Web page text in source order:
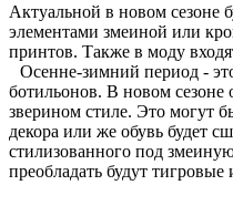
Актуальной в новом сезоне
элементами змеиной или
принтов. Также в моду
Осенне-зимний период -
ботильонов. В новом
зверином стиле. Это могут
декора или же обувь будет
стилизованного под
преобладать будут